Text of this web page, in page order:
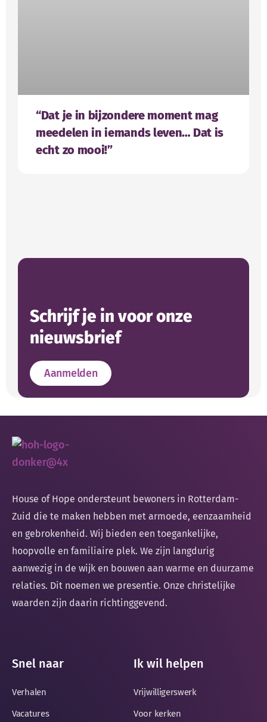
“Dat je in bijzondere moment mag
meedelen in iemands leven… Dat is
echt zo mooi!”
Schrijf je in voor onze
nieuwsbrief
Aanmelden
House of Hope ondersteunt bewoners in Rotterdam-
Zuid die te maken hebben met armoede, eenzaamheid
en gebrokenheid. Wij bieden een toegankelijke,
hoopvolle en familiaire plek. We zijn langdurig
aanwezig in de wijk en bouwen aan warme en duurzame
relaties. Dit noemen we presentie. Onze christelijke
waarden zijn daarin richtinggevend.
Snel naar
Verhalen
Vacatures
Ik wil helpen
Vrijwilligerswerk
Voor kerken